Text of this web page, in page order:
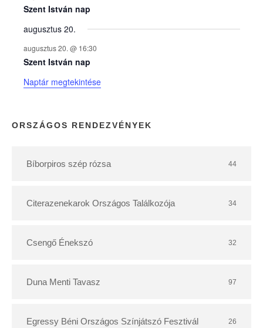
e
k
n
a
p
r
Szent István nap
augusztus 20.
augusztus 20. @ 16:30
Szent István nap
Naptár megtekintése
ORSZÁGOS RENDEZVÉNYEK
Bíborpiros szép rózsa 44
Citerazenekarok Országos Találkozója 34
Csengő Énekszó 32
Duna Menti Tavasz 97
Egressy Béni Országos Színjátszó Fesztivál 26